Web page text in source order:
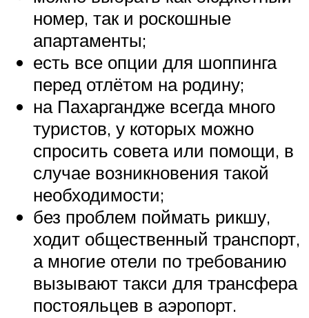
номер, так и роскошные
апартаменты;
есть все опции для шоппинга
перед отлётом на родину;
на Пахаргандже всегда много
туристов, у которых можно
спросить совета или помощи, в
случае возникновения такой
необходимости;
без проблем поймать рикшу,
ходит общественный транспорт,
а многие отели по требованию
вызывают такси для трансфера
постояльцев в аэропорт.